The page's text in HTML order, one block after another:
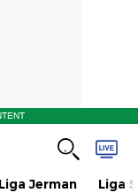
Liga Jerman Liga